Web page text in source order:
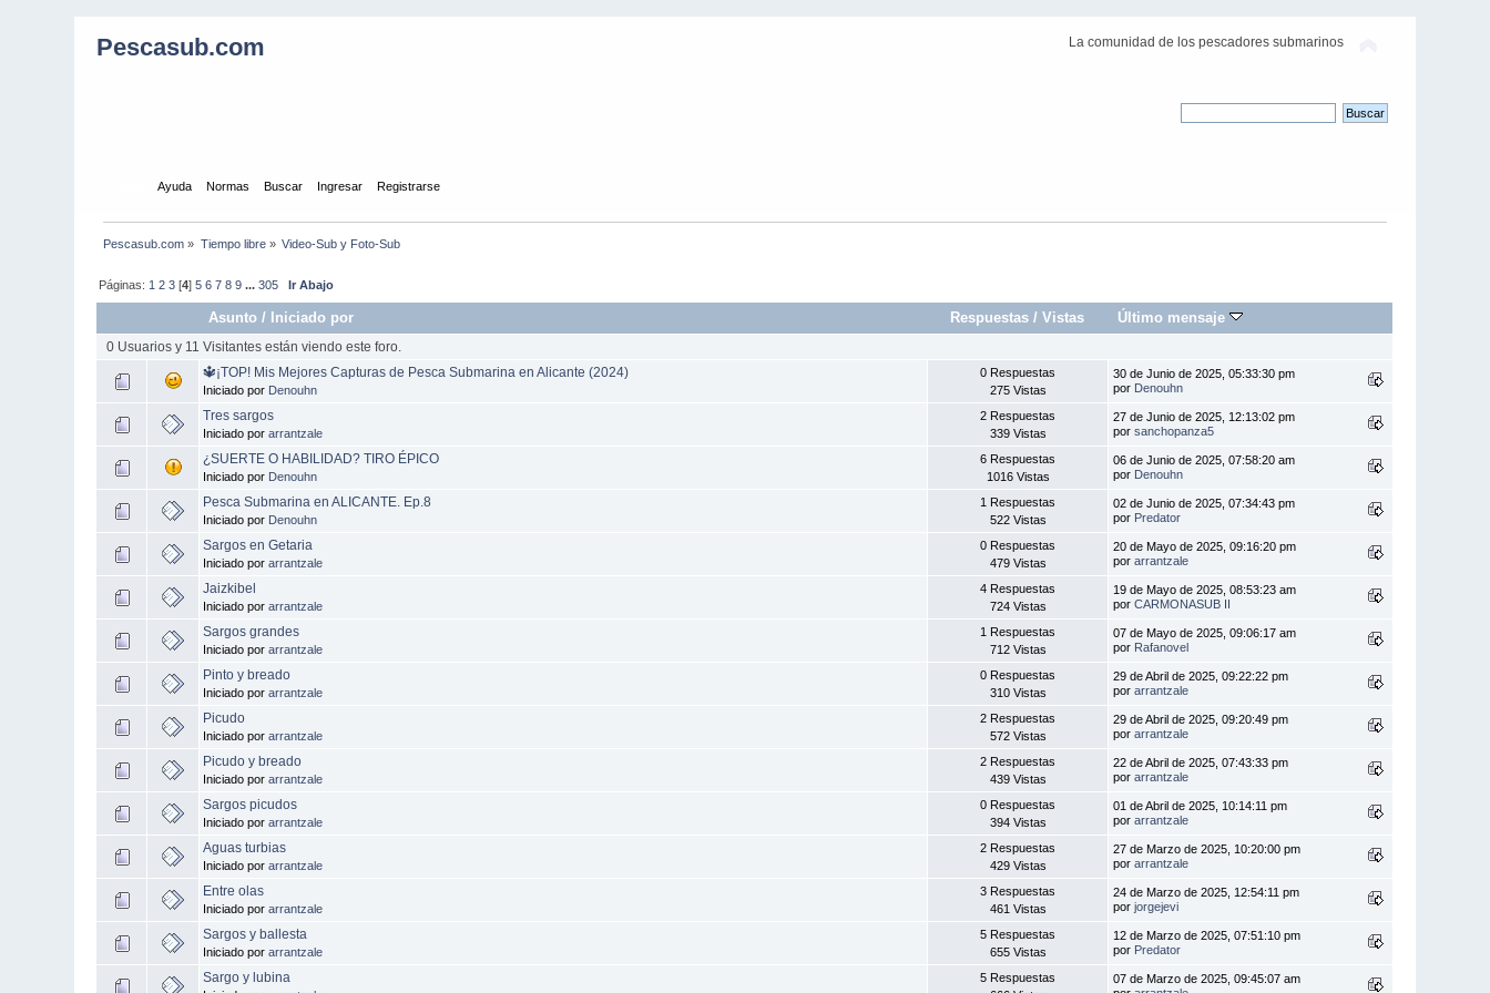
Pescasub.com La comunidad de los pescadores submarinos
Ayuda Normas Buscar Ingresar Registrarse
Pescasub.com » Tiempo libre» Video-Sub y Foto-Sub
Páginas: 1 2 3 [4]5 6 7 8 9 ...305 Ir Abajo
Asunto / Iniciado por Respuestas /Vistas Último mensaje
0 Usuarios y 11 Visitantes están viendo este foro.
🔱¡TOP! Mis Mejores Capturas de Pesca Submarina en Alicante (2024)
Iniciado por Denouhn
0 Respuestas
275 Vistas
30 de Junio de 2025, 05:33:30 pm
por Denouhn
Tres sargos
Iniciado porarrantzale
2 Respuestas
339 Vistas
27 de Junio de 2025, 12:13:02 pm
porsanchopanza5
¿SUERTE O HABILIDAD? TIRO ÉPICO
Iniciado por Denouhn
6 Respuestas
1016 Vistas
06 de Junio de 2025, 07:58:20 am
por Denouhn
Pesca Submarina en ALICANTE. Ep.8
Iniciado por Denouhn
1 Respuestas
522 Vistas
02 de Junio de 2025, 07:34:43 pm
por Predator
Sargos en Getaria
Iniciado porarrantzale
0 Respuestas
479 Vistas
20 de Mayo de 2025, 09:16:20 pm
porarrantzale
Jaizkibel
Iniciado porarrantzale
4 Respuestas
724 Vistas
19 de Mayo de 2025, 08:53:23 am
porCARMONASUB II
Sargos grandes
Iniciado porarrantzale
1 Respuestas
712 Vistas
07 de Mayo de 2025, 09:06:17 am
por Rafanovel
Pinto y breado
Iniciado porarrantzale
0 Respuestas
310 Vistas
29 de Abril de 2025, 09:22:22 pm
porarrantzale
Picudo
Iniciado porarrantzale
2 Respuestas
572 Vistas
29 de Abril de 2025, 09:20:49 pm
porarrantzale
Picudo y breado
Iniciado porarrantzale
2 Respuestas
439 Vistas
22 de Abril de 2025, 07:43:33 pm
porarrantzale
Sargos picudos
Iniciado porarrantzale
0 Respuestas
394 Vistas
01 de Abril de 2025, 10:14:11 pm
porarrantzale
Aguas turbias
Iniciado porarrantzale
2 Respuestas
429 Vistas
27 de Marzo de 2025, 10:20:00 pm
porarrantzale
Entre olas
Iniciado porarrantzale
3 Respuestas
461 Vistas
24 de Marzo de 2025, 12:54:11 pm
porjorgejevi
Sargos y ballesta
Iniciado porarrantzale
5 Respuestas
655 Vistas
12 de Marzo de 2025, 07:51:10 pm
por Predator
Sargo y lubina
5 Respuestas
07 de Marzo de 2025, 09:45:07 am